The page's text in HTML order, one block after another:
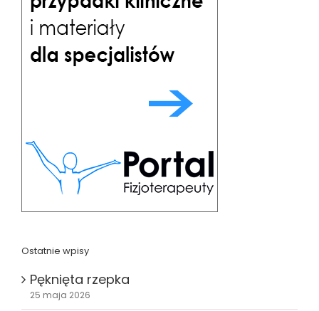
Ostatnie wpisy
Pęknięta rzepka
25 maja 2026